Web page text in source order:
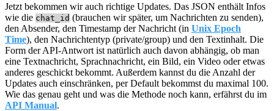
Jetzt bekommen wir auch richtige Updates. Das JSON enthält Infos
wie die chat_id (brauchen wir später, um Nachrichten zu senden),
den Absender, den Timestamp der Nachricht (in Unix Epoch
Time), den Nachrichtentyp (private/group) und den Textinhalt. Die
Form der API-Antwort ist natürlich auch davon abhängig, ob man
eine Textnachricht, Sprachnachricht, ein Bild, ein Video oder etwas
anderes geschickt bekommt. Außerdem kannst du die Anzahl der
Updates auch einschränken, per Default bekommst du maximal 100.
Wie das genau geht und was die Methode noch kann, erfährst du im
API Manual.